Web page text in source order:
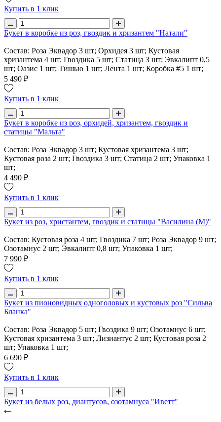
Купить в 1 клик
Букет в коробке из роз, гвоздик и хризантем "Натали"
Состав: Роза Эквадор 3 шт; Орхидея 3 шт; Кустовая
хризантема 4 шт; Гвоздика 5 шт; Статица 3 шт; Эвкалипт 0,5
шт; Оазис 1 шт; Тишью 1 шт; Лента 1 шт; Коробка #5 1 шт;
5 490 ₽
Купить в 1 клик
Букет в коробке из роз, орхидей, хризантем, гвоздик и
статицы "Мальта"
Состав: Роза Эквадор 3 шт; Кустовая хризантема 3 шт;
Кустовая роза 2 шт; Гвоздика 3 шт; Статица 2 шт; Упаковка 1
шт;
4 490 ₽
Купить в 1 клик
Букет из роз, христантем, гвоздик и статицы "Василина (M)"
Состав: Кустовая роза 4 шт; Гвоздика 7 шт; Роза Эквадор 9 шт;
Озотамнус 2 шт; Эвкалипт 0,8 шт; Упаковка 1 шт;
7 990 ₽
Купить в 1 клик
Букет из пионовидных одноголовых и кустовых роз "Сильва
Бланка"
Состав: Роза Эквадор 5 шт; Гвоздика 9 шт; Озотамнус 6 шт;
Кустовая хризантема 3 шт; Лизиантус 2 шт; Кустовая роза 2
шт; Упаковка 1 шт;
6 690 ₽
Купить в 1 клик
Букет из белых роз, диантусов, озотамнуса "Иветт"